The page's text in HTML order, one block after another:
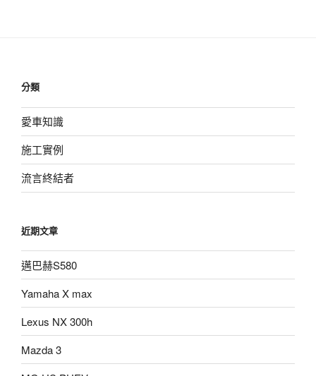
分類
愛車知識
施工實例
流言終結者
近期文章
邁巴赫S580
Yamaha X max
Lexus NX 300h
Mazda 3